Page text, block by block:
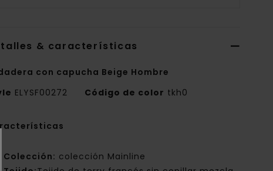
& características
con capucha Beige Hombre
ELYSF00272 Código de color tkh0
Colección: colección Mainline